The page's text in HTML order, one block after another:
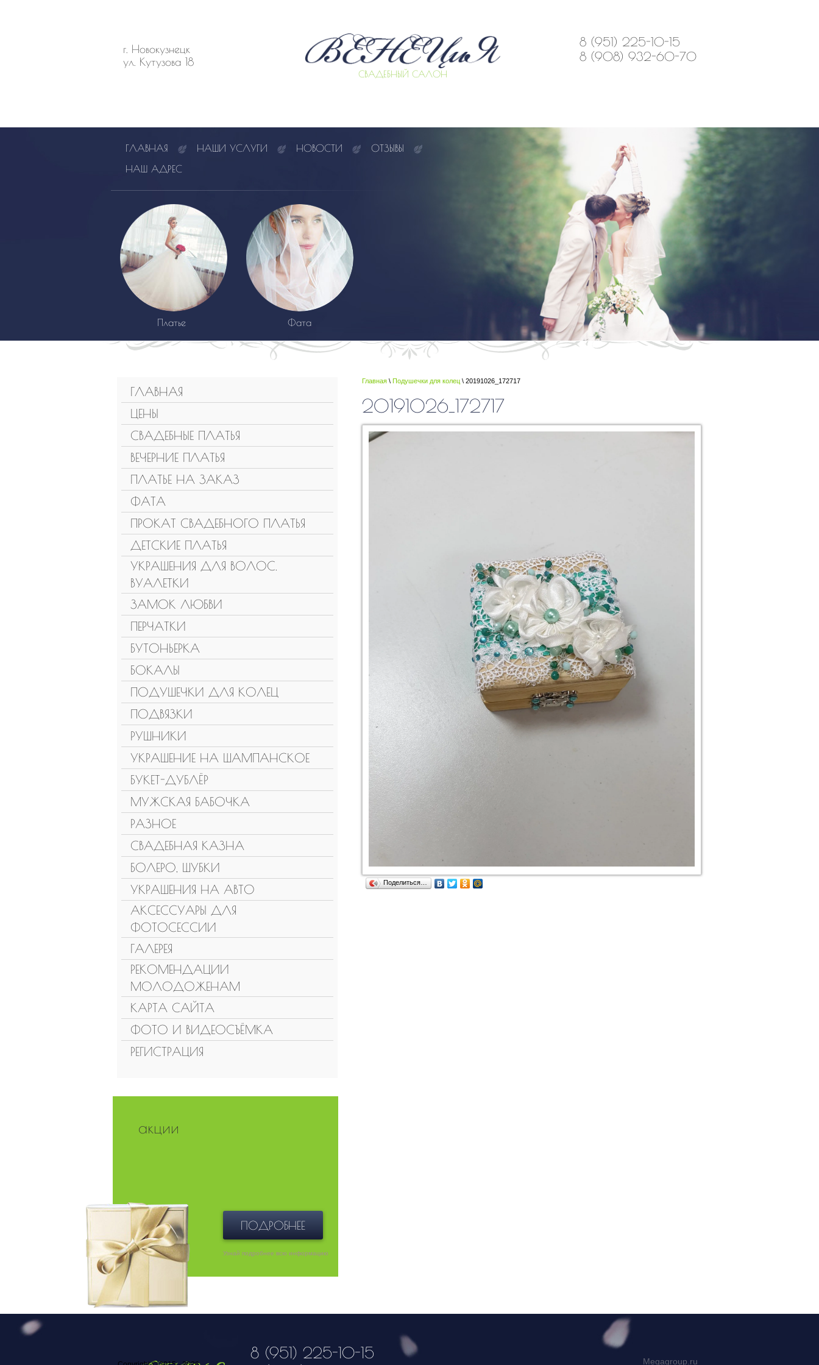
г. Новокузнецк
ул. Кутузова 18
СВАДЕБНЫЙ САЛОН
8 (951) 225-10-15
8 (908) 932-60-70
ГЛАВНАЯ НАШИ УСЛУГИ НОВОСТИ
ОТЗЫВЫ
НАШ АДРЕС
Платье Фата
ГЛАВНАЯ
ЦЕНЫ
СВАДЕБНЫЕ ПЛАТЬЯ
ВЕЧЕРНИЕ ПЛАТЬЯ
ПЛАТЬЕ НА ЗАКАЗ
ФАТА
ПРОКАТ СВАДЕБНОГО ПЛАТЬЯ
ДЕТСКИЕ ПЛАТЬЯ
УКРАШЕНИЯ ДЛЯ ВОЛОС.
ВУАЛЕТКИ
ЗАМОК ЛЮБВИ
ПЕРЧАТКИ
БУТОНЬЕРКА
БОКАЛЫ
ПОДУШЕЧКИ ДЛЯ КОЛЕЦ
ПОДВЯЗКИ
РУШНИКИ
УКРАШЕНИЕ НА ШАМПАНСКОЕ
БУКЕТ-ДУБЛЁР
МУЖСКАЯ БАБОЧКА
РАЗНОЕ
СВАДЕБНАЯ КАЗНА
БОЛЕРО, ШУБКИ
УКРАШЕНИЯ НА АВТО
АКСЕССУАРЫ ДЛЯ
ФОТОСЕССИИ
ГАЛЕРЕЯ
РЕКОМЕНДАЦИИ
МОЛОДОЖЕНАМ
КАРТА САЙТА
ФОТО И ВИДЕОСЪЁМКА
РЕГИСТРАЦИЯ
Главная \ Подушечки для колец \ 20191026_172717
20191026_172717
Поделиться…
акции
ПОДРОБНЕЕ
Узнай подробнее всю информацию
8 (951) 225-10-15
Megagroup.ru